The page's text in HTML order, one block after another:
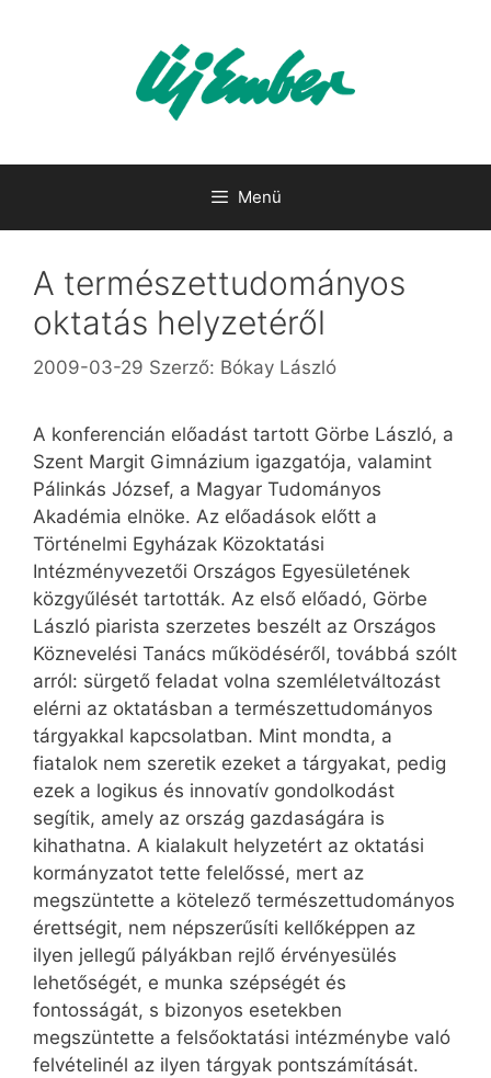
Menü
A természettudományos
oktatás helyzetéről
2009-03-29 Szerző: Bókay László
A konferencián előadást tartott Görbe László, a
Szent Margit Gimnázium igazgatója, valamint
Pálinkás József, a Magyar Tudományos
Akadémia elnöke. Az előadások előtt a
Történelmi Egyházak Közoktatási
Intézményvezetői Országos Egyesületének
közgyűlését tartották. Az első előadó, Görbe
László piarista szerzetes beszélt az Országos
Köznevelési Tanács működéséről, továbbá szólt
arról: sürgető feladat volna szemléletváltozást
elérni az oktatásban a természettudományos
tárgyakkal kapcsolatban. Mint mondta, a
fiatalok nem szeretik ezeket a tárgyakat, pedig
ezek a logikus és innovatív gondolkodást
segítik, amely az ország gazdaságára is
kihathatna. A kialakult helyzetért az oktatási
kormányzatot tette felelőssé, mert az
megszüntette a kötelező természettudományos
érettségit, nem népszerűsíti kellőképpen az
ilyen jellegű pályákban rejlő érvényesülés
lehetőségét, e munka szépségét és
fontosságát, s bizonyos esetekben
megszüntette a felsőoktatási intézménybe való
felvételinél az ilyen tárgyak pontszámítását.